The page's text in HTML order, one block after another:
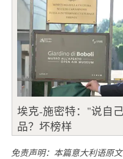
埃克-施密特："说自
品？坏榜样
免责声明：本篇意大利语原